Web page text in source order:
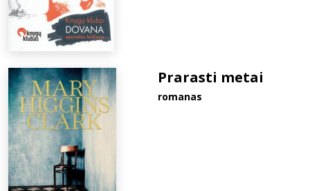
Prarasti metai
romanas